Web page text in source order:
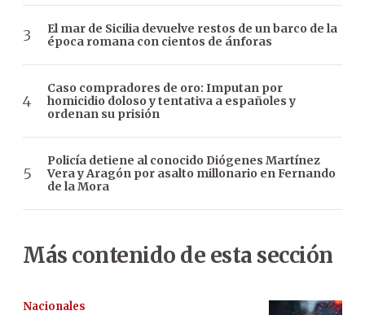
El mar de Sicilia devuelve restos de un barco de la
época romana con cientos de ánforas
Caso compradores de oro: Imputan por
homicidio doloso y tentativa a españoles y
ordenan su prisión
Policía detiene al conocido Diógenes Martínez
Vera y Aragón por asalto millonario en Fernando
de la Mora
Más contenido de esta sección
Nacionales